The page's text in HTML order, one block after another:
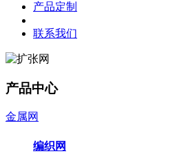
产品定制
联系我们
产品中心
金属网
编织网